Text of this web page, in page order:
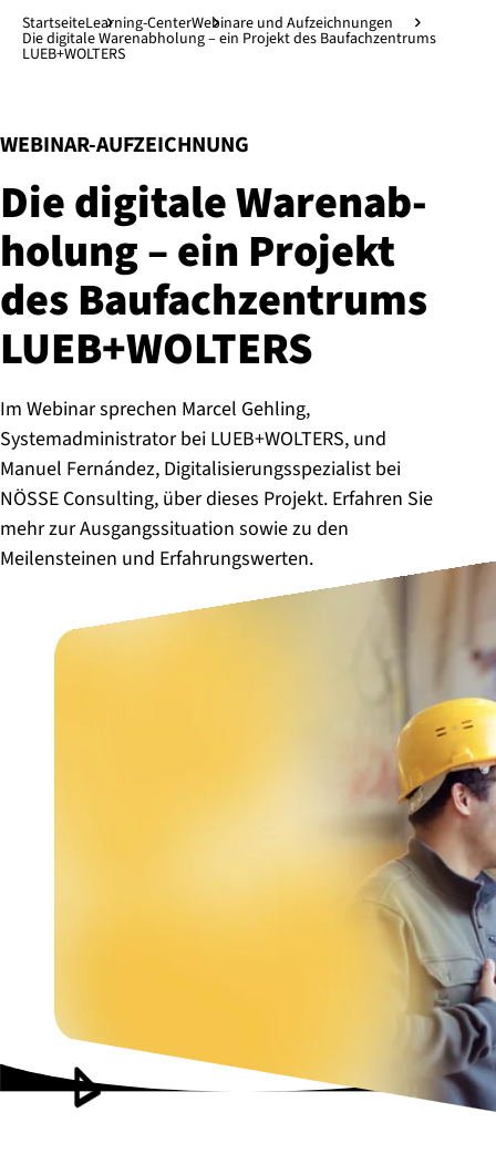
Direkt zum Hauptinhalt↓
StartseiteLearning-CenterWebinare und Aufzeichnungen
Die digitale Warenabholung – ein Projekt des Baufachzentrums
LUEB+WOLTERS
WEBINAR-AUFZEICHNUNG
:
Die digitale Wa­ren­ab­
ho­lung – ein Projekt
des Bau­fach­zen­trums
LUEB+WOL­TERS
Im Webinar sprechen Marcel Gehling,
Systemadministrator bei LUEB+WOLTERS, und
Manuel Fernández, Digitalisierungsspezialist bei
NÖSSE Consulting, über dieses Projekt. Erfahren Sie
mehr zur Ausgangssituation sowie zu den
Meilensteinen und Erfahrungswerten.